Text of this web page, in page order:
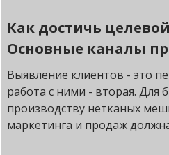
Как достичь
Основные каналы
Выявление клиентов - это
работа с ними - вторая. Для
производству нетканых
маркетинга и продаж